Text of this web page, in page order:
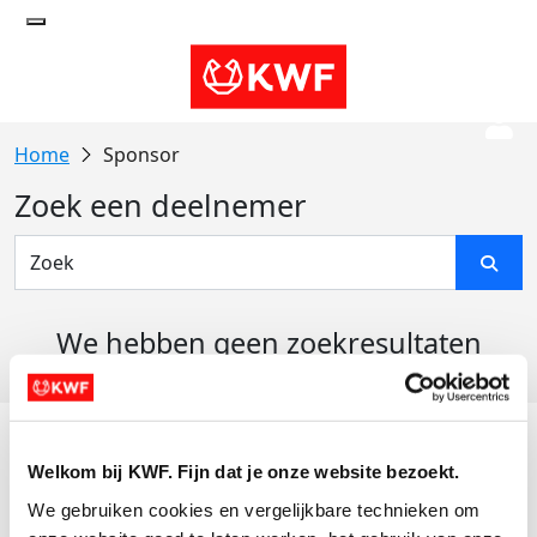
Welkom bij KWF. Fijn dat je onze website bezoekt.
We gebruiken cookies en vergelijkbare technieken om
Sponsor
Zoek een deelnemer
We hebben geen zoekresultaten
Actiematerialen
Evenementen